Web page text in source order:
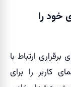
خود را
ارتباط با
کاربر را برای